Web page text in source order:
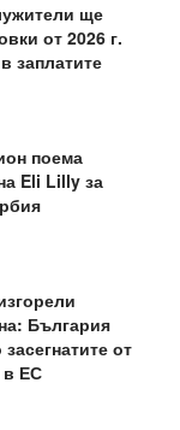
ще
от 2026 г.
заплатите
поема
Eli Lilly за
България
от
в ЕС